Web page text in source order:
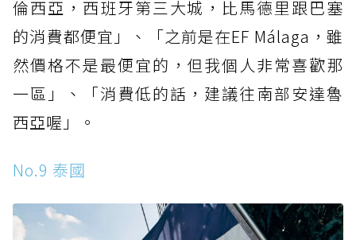
倫西亞，西班牙第三大城，比馬德里跟巴塞
的消費都便宜」、「之前是在EF Málaga，雖
然價格不是最便宜的，但我個人非常喜歡那
一區」、「消費低的話，建議往南部安達魯
西亞喔」。
No.9 泰國